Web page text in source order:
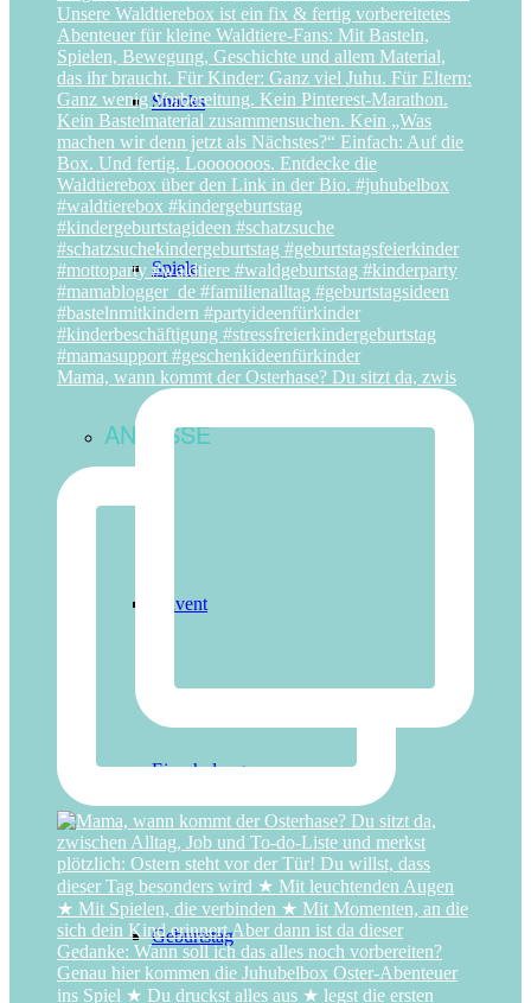
Snacks
Spiele
ANLÄSSE
Advent
Einschulung
Geburtstag
Mama, wann kommt der Osterhase? Du sitzt da, zwis